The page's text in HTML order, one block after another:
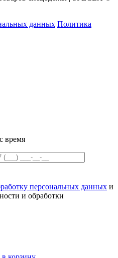
данных Политика
время
персональных данных и
и обработки